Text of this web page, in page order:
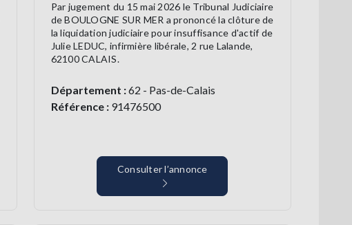
Par jugement du 15 mai 2026 le Tribunal Judiciaire
de BOULOGNE SUR MER a prononcé la clôture de
la liquidation judiciaire pour insuffisance d'actif de
Julie LEDUC, infirmière libérale, 2 rue Lalande,
62100 CALAIS.
Département :62 - Pas-de-Calais
Référence :91476500
Consulter l’annonce